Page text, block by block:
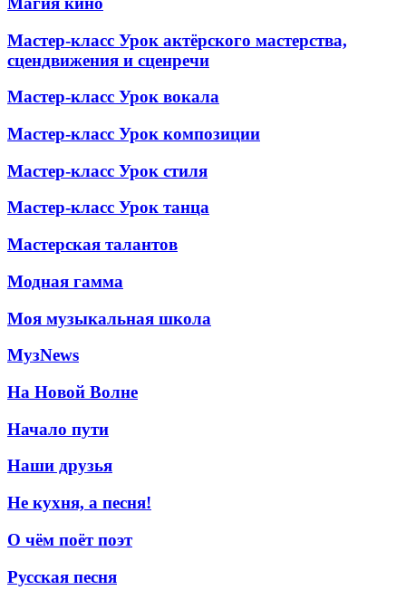
Мастер-класс Урок актёрского мастерства,
сцендвижения и сценречи
Мастер-класс Урок вокала
Мастер-класс Урок композиции
Мастер-класс Урок стиля
Мастер-класс Урок танца
Мастерская талантов
Модная гамма
Моя музыкальная школа
МузNews
На Новой Волне
Начало пути
Наши друзья
Не кухня, а песня!
О чём поёт поэт
Русская песня